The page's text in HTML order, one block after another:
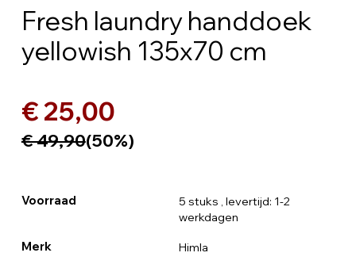
Fresh laundry handdoek
yellowish 135x70 cm
€ 25,00
€ 49,90(50%)
Voorraad 5 stuks , levertijd: 1-2
werkdagen
Merk Himla